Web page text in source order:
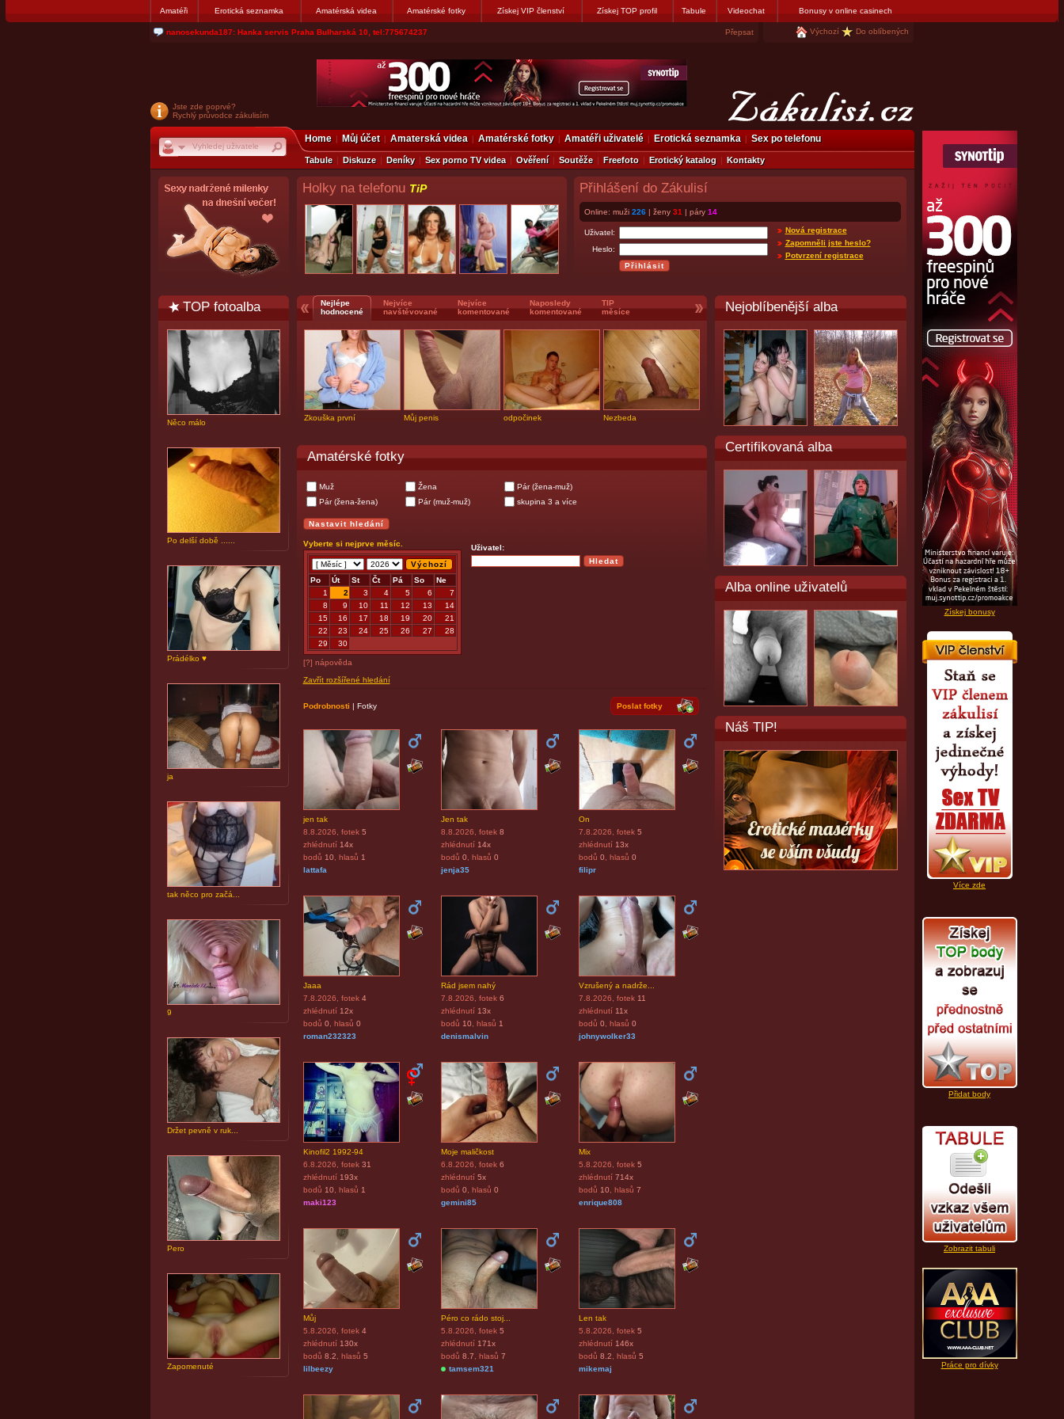
Amatéři Erotická seznamka Amatérská videa Amatérské fotky Získej VIP členství Získej TOP profil Tabule Videochat Bonusy v online casinech
jjoseff: Najde se par, ktery nekdy přemýšlel o divákovi. Napiste Přepsat Výchozí Do oblíbených
Získej bonusy
Více zde
Přidat body
Zobrazit tabuli
Práce pro dívky
Jste zde poprvé?
Rychlý průvodce zákulisím
Home Můj účet Amaterská videa Amatérské fotky Amatéři uživatelé Erotická seznamka Sex po telefonu
Tabule Diskuze Deníky Sex porno TV videa Ověření Soutěže Freefoto Erotický katalog Kontakty
Holky na telefonu TiP Přihlášení do Zákulisí
Online: muži 226| ženy 31 | páry 14
Uživatel:
Heslo:
Nová registrace
Zapomněli jste heslo?
Potvrzení registrace
TOP fotoalba
Něco málo
Po delší době ......
Prádélko ♥
ja
tak něco pro začá...
9
Držet pevně v ruk...
Pero
Zapomenuté
Nejlépe
hodnocené
Nejvíce
navštěvované
Nejvíce
komentované
Naposledy
komentované
TIP
měsíce
Zkouška první Můj penis odpočinek Nezbeda
Amatérské fotky
Muž Žena
Pár (žena-muž)
Pár (žena-žena)
Pár (muž-muž) skupina 3 a více
Vyberte si nejprve měsíc.
Po Út St Čt Pá So
Ne
1
2 3 4 5 6
7
8
9 10 11 12 13
14
15
16 17 18 19 20
21
22
23 24 25 26 27
28
29
30
[?] nápověda
Uživatel:
Zavřít rozšířené hledání
Poslat fotky
Podrobnosti | Fotky
jen tak
8.8.2026 , fotek 5
zhlédnutí 14x
bodů 10, hlasů 1
lattafa
Jen tak
8.8.2026 , fotek 8
zhlédnutí 14x
bodů 0, hlasů 0
jenja35
On
7.8.2026 , fotek 5
zhlédnutí 13x
bodů 0, hlasů 0
filipr
Jaaa
7.8.2026 , fotek 4
zhlédnutí 12x
bodů 0, hlasů 0
roman232323
Rád jsem nahý
7.8.2026 , fotek 6
zhlédnutí 13x
bodů 10, hlasů 1
denismalvin
Vzrušený a nadrže...
7.8.2026 , fotek 11
zhlédnutí 11x
bodů 0, hlasů 0
johnywolker33
Kinofil2 1992-94
6.8.2026 , fotek 31
zhlédnutí 193x
bodů 10, hlasů 1
maki123
Moje maličkost
6.8.2026 , fotek 6
zhlédnutí 5x
bodů 0, hlasů 0
gemini85
Mix
5.8.2026 , fotek 5
zhlédnutí 714x
bodů 10, hlasů 7
enrique808
Můj
5.8.2026 , fotek 4
zhlédnutí 130x
bodů 8.2 , hlasů 5
lilbeezy
Péro co rádo stoj...
5.8.2026 , fotek 5
zhlédnutí 171x
bodů 8.7 , hlasů 7
tamsem321
Len tak
5.8.2026 , fotek 5
zhlédnutí 146x
bodů 8.2 , hlasů 5
mikemaj
Nejoblíbenější alba
Certifikovaná alba
Alba online uživatelů
Náš TIP!